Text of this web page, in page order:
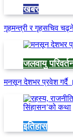
खबर
गृहमन्त्री र गृहसचिव
जलवायु
मनसून देशभर प्रवेश गर्दै ।
इतिहास